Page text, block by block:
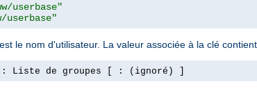
userbase"
userbase"
le nom d'utilisateur. La valeur associée à la clé
: Liste de groupes [ : (ignoré) ]